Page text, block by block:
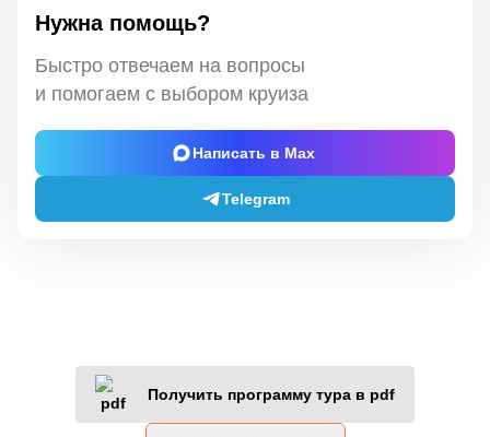
Нужна помощь?
Быстро отвечаем на вопросы
и помогаем с выбором круиза
Написать в Max
Telegram
Получить программу тура в pdf